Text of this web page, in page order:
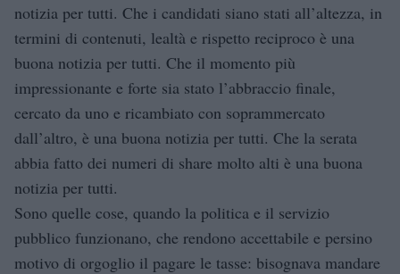
notizia per tutti. Che i candidati siano stati all’altezza, in
termini di contenuti, lealtà e rispetto reciproco è una
buona notizia per tutti. Che il momento più
impressionante e forte sia stato l’abbraccio finale,
cercato da uno e ricambiato con soprammercato
dall’altro, è una buona notizia per tutti. Che la serata
abbia fatto dei numeri di share molto alti è una buona
notizia per tutti.
Sono quelle cose, quando la politica e il servizio
pubblico funzionano, che rendono accettabile e persino
motivo di orgoglio il pagare le tasse: bisognava mandare